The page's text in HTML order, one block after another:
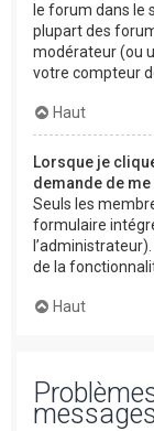
le forum dans le
plupart des
modérateur (ou
votre compteur
Haut
Lorsque je
demande de
Seuls les
formulaire
de la
Haut
messages